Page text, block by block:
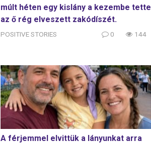
múlt héten egy kislány a kezembe tette
az ő rég elveszett zakódíszét.
POSITIVE STORIES 0 144
A férjemmel elvittük a lányunkat arra